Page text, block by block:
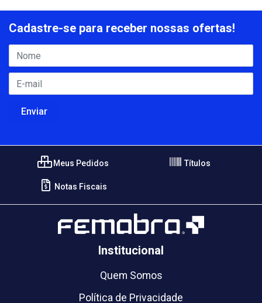
Cadastre-se para receber nossas ofertas!
Meus Pedidos Títulos
Notas Fiscais
Institucional
Quem Somos
Política de Privacidade